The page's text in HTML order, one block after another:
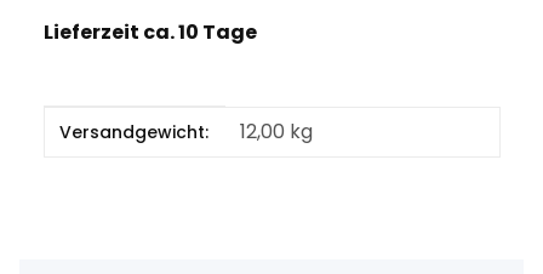
Lieferzeit ca. 10 Tage
Produkteigenschaft
Wert
Versandgewicht: 12,00 kg